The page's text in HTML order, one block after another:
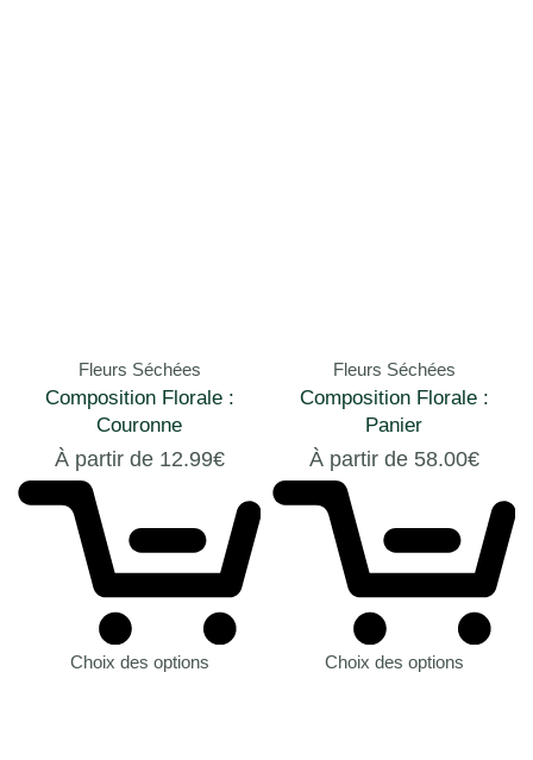
Fleurs Séchées
Composition Florale :
Couronne
À partir de 12.99€
Choix des options
Fleurs Séchées
Composition Florale :
Panier
À partir de 58.00€
Choix des options